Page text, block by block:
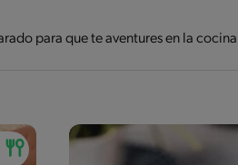
para que te aventures en la